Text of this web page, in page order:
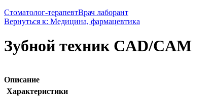
Стоматолог-терапевтВрач лаборант
Вернуться к: Медицина, фармацевтика
Зубной техник CAD/CAM
Описание
Характеристики